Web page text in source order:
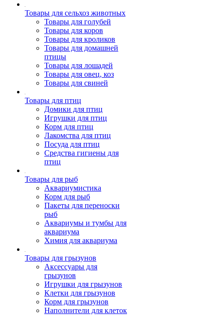
Товары для сельхоз животных
Товары для голубей
Товары для коров
Товары для кроликов
Товары для домашней
птицы
Товары для лошадей
Товары для овец, коз
Товары для свиней
Товары для птиц
Домики для птиц
Игрушки для птиц
Корм для птиц
Лакомства для птиц
Посуда для птиц
Средства гигиены для
птиц
Товары для рыб
Аквариумистика
Корм для рыб
Пакеты для переноски
рыб
Аквариумы и тумбы для
аквариума
Химия для аквариума
Товары для грызунов
Аксессуары для
грызунов
Игрушки для грызунов
Клетки для грызунов
Корм для грызунов
Наполнители для клеток